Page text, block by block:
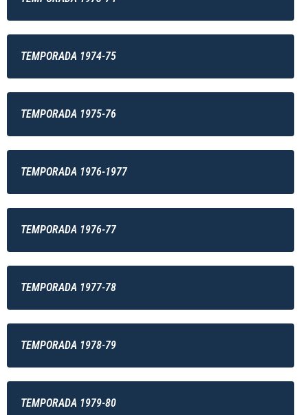
TEMPORADA 1974-75
TEMPORADA 1975-76
TEMPORADA 1976-1977
TEMPORADA 1976-77
TEMPORADA 1977-78
TEMPORADA 1978-79
TEMPORADA 1979-80